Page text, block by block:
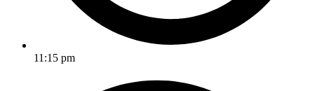
11:15 pm